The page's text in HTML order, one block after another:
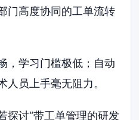
门高度协同的工单流转
，学习门槛极低；自动
人员上手毫无阻力。
探讨“带工单管理的研发